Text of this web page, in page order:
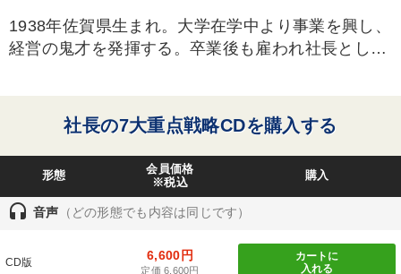
すべての音声・動画（全2076タイトル）からお探しいただけます
資産運用 資産保全 マーケティング
ランチェスター戦略 新技術 創業者
経営計画 リーダーシップ MBA
お金の授業 生産性向上
1938年佐賀県生まれ。大学在学中より事業を興し、
経営の鬼才を発揮する。卒業後も雇われ社長として
社長・オーナーと数社の役員を兼務。50年の実務体
験に裏打ちされた骨太の経営思想と手腕をもとに、
「幾代にもわたる事業の繁栄」を情熱的に指導。こ
れまでに、延べ約10万社に及ぶ全国の社長が指導を
受けた、社長業「知行合一」の人である。その魅力
に、多くの社長が集い、自ら主宰するオーナー社
門塾』『花伝の会』『会長倶楽部』など、10以上を
社長の7大重点戦略CDを購入する
形態
会員価格
※税込
購入
headset 音声 （どの形態でも内容は同じです）
CD版 6,600円
定価 6,600円
カートに
入れる